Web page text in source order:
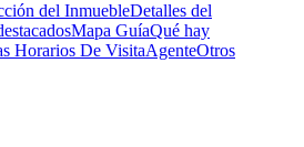
del InmuebleDetalles del
Mapa GuíaQué hay
Horarios De VisitaAgenteOtros